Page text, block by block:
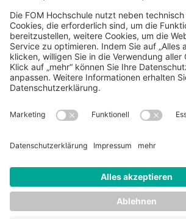
Aktuelles & Presse
FOM International
FOM German-Sino School
Die FOM Hochschule ist
staatlich und international